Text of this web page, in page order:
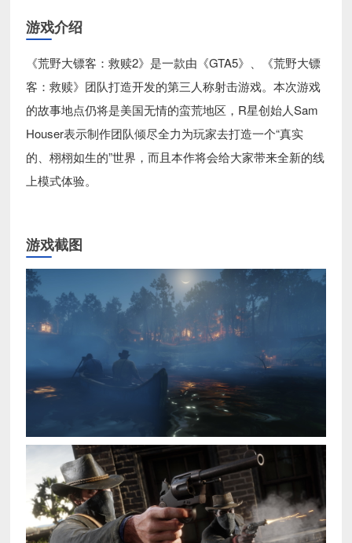
游戏介绍
《荒野大镖客：救赎2》是一款由《GTA5》、《荒野大镖
客：救赎》团队打造开发的第三人称射击游戏。本次游戏
的故事地点仍将是美国无情的蛮荒地区，R星创始人Sam
Houser表示制作团队倾尽全力为玩家去打造一个“真实
的、栩栩如生的”世界，而且本作将会给大家带来全新的线
上模式体验。
游戏截图